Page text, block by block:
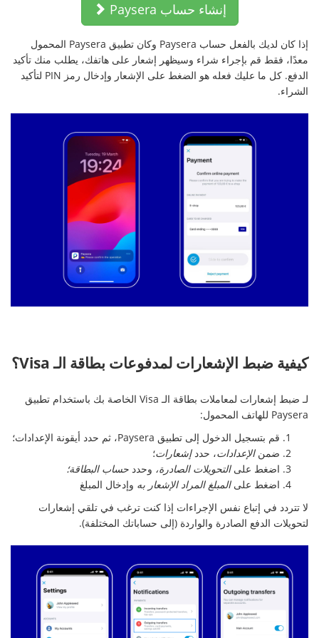
إنشاء حساب Paysera
إذا كان لديك بالفعل حساب Paysera وكان تطبيق Paysera المحمول
معدًا، فقط قم بإجراء شراء وسيظهر إشعار على هاتفك، يطلب منك تأكيد
الدفع. كل ما عليك فعله هو الضغط على الإشعار وإدخال رمز PIN لتأكيد
الشراء.
كيفية ضبط الإشعارات لمدفوعات بطاقة الـ Visa؟
لـ ضبط إشعارات لمعاملات بطاقة الـ Visa الخاصة بك باستخدام تطبيق
Paysera للهاتف المحمول:
قم بتسجيل الدخول إلى تطبيق Paysera، ثم حدد أيقونة الإعدادات؛
ضمنالإعدادات، حددإشعارات؛
اضغط علىالتحويلات الصادرة، وحدد حساب البطاقة؛
اضغط علىالمبلغ المراد الإشعار به وإدخال المبلغ
لا تتردد في إتباع نفس الإجراءات إذا كنت ترغب في تلقي إشعارات
لتحويلات الدفع الصادرة والواردة (إلى حساباتك المختلفة).